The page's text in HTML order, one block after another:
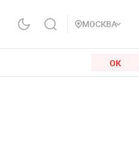
МОСКВА
ОК